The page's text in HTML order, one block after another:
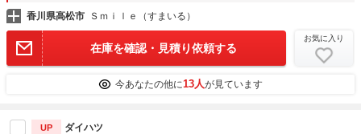
香川県高松市 Ｓｍｉｌｅ（すまいる）
在庫を確認・見積り依頼する
お気に入り
今あなたの他に13人が見ています
UP ダイハツ